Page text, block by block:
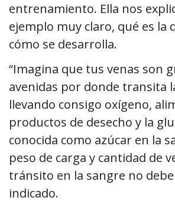
entrenamiento. Ella nos
ejemplo muy claro, qué es la
cómo se desarrolla.
“Imagina que tus venas son
avenidas por donde transita
llevando consigo oxígeno,
productos de desecho y la
conocida como azúcar en la
peso de carga y cantidad de
tránsito en la sangre no
indicado.